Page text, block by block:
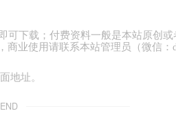
可下载；付费资料一般是本站原创
商业使用请联系本站管理员（微信：
地址。